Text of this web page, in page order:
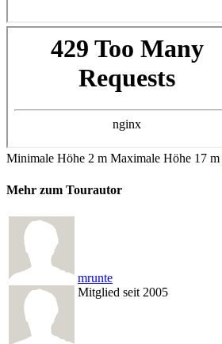
Minimale Höhe 2 m Maximale Höhe 17 m
Mehr zum Tourautor
mrunte
Mitglied seit 2005